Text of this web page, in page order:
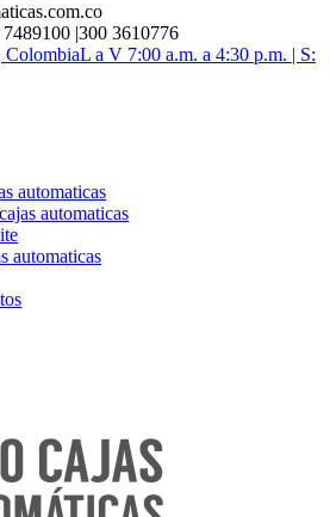
|300 3610776
ColombiaL a V 7:00 a.m. a 4:30 p.m. | S:
automaticas
automaticas
automaticas